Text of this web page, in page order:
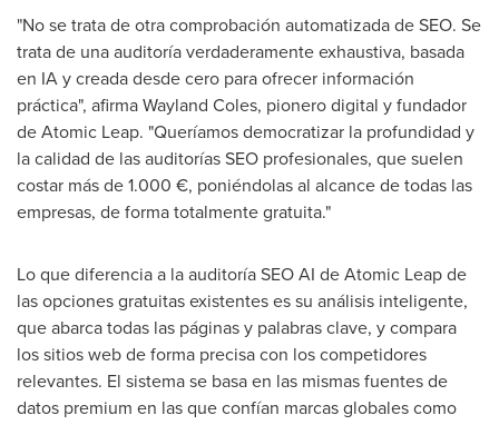
"No se trata de otra comprobación automatizada de SEO. Se
trata de una auditoría verdaderamente exhaustiva, basada
en IA y creada desde cero para ofrecer información
práctica", afirma Wayland Coles, pionero digital y fundador
de Atomic Leap. "Queríamos democratizar la profundidad y
la calidad de las auditorías SEO profesionales, que suelen
costar más de 1.000 €, poniéndolas al alcance de todas las
empresas, de forma totalmente gratuita."
Lo que diferencia a la auditoría SEO AI de Atomic Leap de
las opciones gratuitas existentes es su análisis inteligente,
que abarca todas las páginas y palabras clave, y compara
los sitios web de forma precisa con los competidores
relevantes. El sistema se basa en las mismas fuentes de
datos premium en las que confían marcas globales como